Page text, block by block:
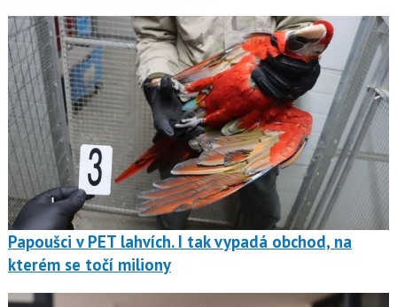
Papoušci v PET lahvích. I tak vypadá obchod, na
kterém se točí miliony